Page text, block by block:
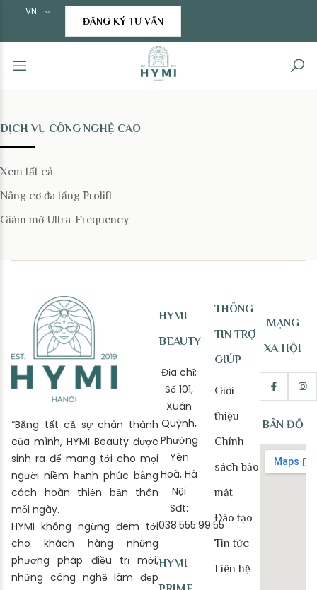
VN
ĐĂNG KÝ TƯ VẤN
DỊCH VỤ CÔNG NGHỆ CAO
Xem tất cả
Nâng cơ đa tầng Prolift
Giảm mỡ Ultra-Frequency
“Bằng tất cả sự chân thành
của mình, HYMI Beauty được
sinh ra để mang tới cho mọi
người niềm hạnh phúc bằng
cách hoàn thiện bản thân
mỗi ngày.
HYMI không ngừng đem tới
cho khách hàng những
phương pháp điều trị mới,
những công nghệ làm đẹp
HYMI
BEAUTY
Địa chỉ:
Số 101,
Xuân
Quỳnh,
Phường
Yên
Hoà, Hà
Nội
Sđt:
038.555.99.55
HYMI
THÔNG
TIN TRỢ
GIÚP
Giới
thiệu
Chính
sách bảo
mật
Đào tạo
Tin tức
Liên hệ
MẠNG
XÃ HỘI
BẢN ĐỒ